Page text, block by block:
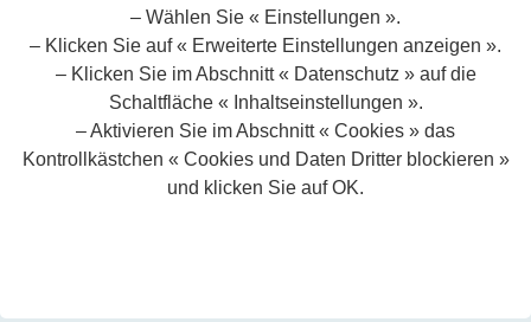
– Wählen Sie « Einstellungen ».
– Klicken Sie auf « Erweiterte Einstellungen anzeigen ».
– Klicken Sie im Abschnitt « Datenschutz » auf die
Schaltfläche « Inhaltseinstellungen ».
– Aktivieren Sie im Abschnitt « Cookies » das
Kontrollkästchen « Cookies und Daten Dritter blockieren »
und klicken Sie auf OK.